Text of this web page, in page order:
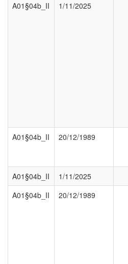
A01§04b_II
1/11/2025
A01§04b_II
20/12/1989
A01§04b_II
1/11/2025
A01§04b_II
20/12/1989